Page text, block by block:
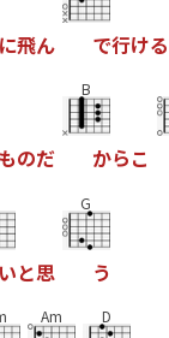
に飛ん で行ける
ものだ
B
からこ
いと思
G
う
Am D